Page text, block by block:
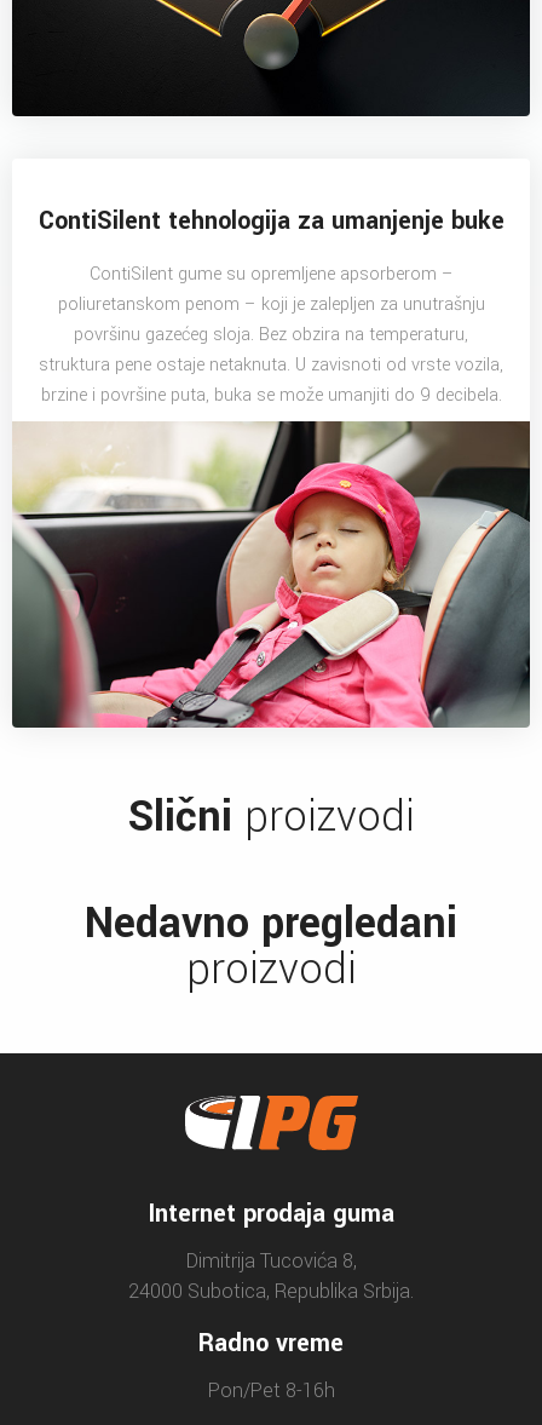
ContiSilent tehnologija za umanjenje buke
ContiSilent gume su opremljene apsorberom –
poliuretanskom penom – koji je zalepljen za unutrašnju
površinu gazećeg sloja. Bez obzira na temperaturu,
struktura pene ostaje netaknuta. U zavisnoti od vrste vozila,
brzine i površine puta, buka se može umanjiti do 9 decibela.
Slični proizvodi
Nedavno pregledani
proizvodi
Internet prodaja guma
Dimitrija Tucovića 8,
24000 Subotica, Republika Srbija.
Radno vreme
Pon/Pet 8-16h